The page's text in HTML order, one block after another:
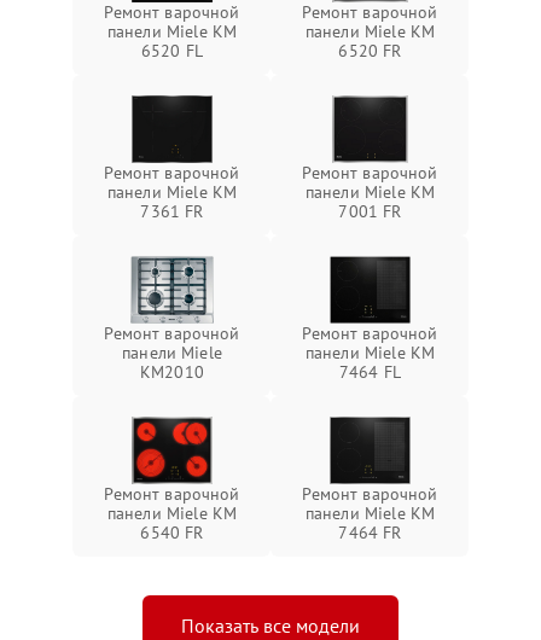
Ремонт варочной
панели Miele KM
6520 FL
Ремонт варочной
панели Miele KM
6520 FR
Ремонт варочной
панели Miele KM
7361 FR
Ремонт варочной
панели Miele KM
7001 FR
Ремонт варочной
панели Miele
KM2010
Ремонт варочной
панели Miele KM
7464 FL
Ремонт варочной
панели Miele KM
6540 FR
Ремонт варочной
панели Miele KM
7464 FR
Показать все модели